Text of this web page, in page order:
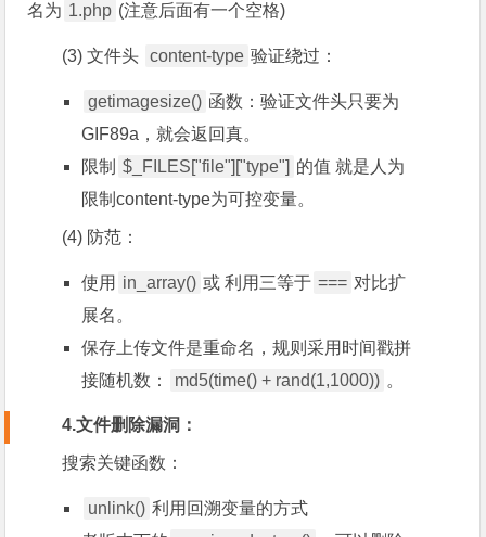
名为 1.php (注意后面有一个空格)
(3) 文件头 content-type 验证绕过：
getimagesize() 函数：验证文件头只要为
GIF89a，就会返回真。
限制
$_FILES["file"]["type"] 的值 就是人为
限制content-type为可控变量。
(4) 防范：
使用 in_array() 或 利用三等于 === 对比扩
展名。
保存上传文件是重命名，规则采用时间戳拼
接随机数：
md5(time() + rand(1,1000)) 。
4.文件删除漏洞：
搜索关键函数：
unlink() 利用回溯变量的方式